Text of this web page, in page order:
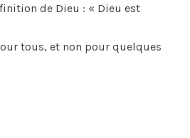
de Dieu : « Dieu est
tous, et non pour quelques